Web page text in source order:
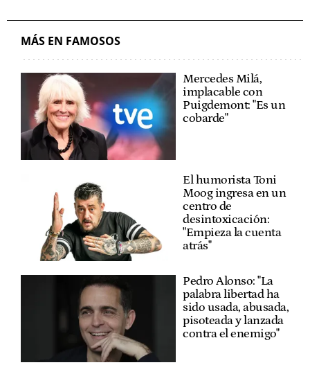
MÁS EN FAMOSOS
Mercedes Milá,
implacable con
Puigdemont: "Es un
cobarde"
El humorista Toni
Moog ingresa en un
centro de
desintoxicación:
"Empieza la cuenta
atrás"
Pedro Alonso: "La
palabra libertad ha
sido usada, abusada,
pisoteada y lanzada
contra el enemigo"